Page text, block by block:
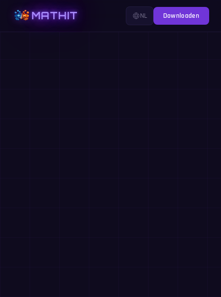
MATHIT NL Downloaden